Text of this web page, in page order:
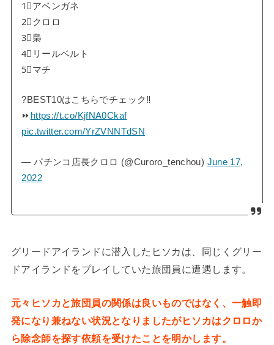
1⃣アベンガネ
2⃣クロロ
3⃣梟
4⃣リールベルト
5⃣マチ
?BEST10はこちらでチェック‼
⏩ https://t.co/KjfNA0Ckaf
pic.twitter.com/YrZVNNTdSN
— パチンコ店長クロロ (@Curoro_tenchou) June 17,
2022
グリードアイランドに潜入したヒソカは、同じくグリー
ドアイランドをプレイしていた旅団員に遭遇します。
元々ヒソカと旅団員の関係は良いものではなく、一触即
発になり兼ねない状況となりましたがヒソカはクロロか
ら除念師を探す依頼を受けたことを明かします。